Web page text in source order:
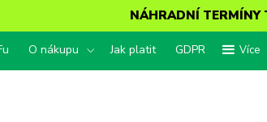
NÁHRADNÍ TERMÍNY
O nákupu Jak platit GDPR Více